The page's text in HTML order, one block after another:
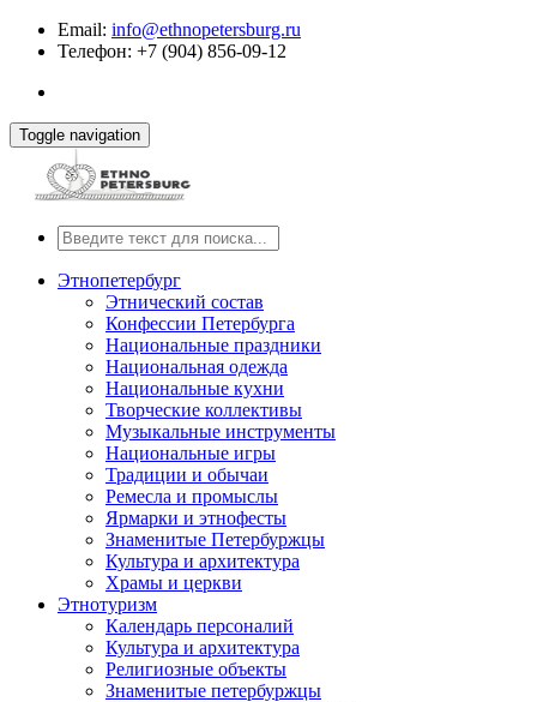
Email: info@ethnopetersburg.ru
Телефон: +7 (904) 856-09-12
Toggle navigation
Этнопетербург
Этнический состав
Конфессии Петербурга
Национальные праздники
Национальная одежда
Национальные кухни
Творческие коллективы
Музыкальные инструменты
Национальные игры
Традиции и обычаи
Ремесла и промыслы
Ярмарки и этнофесты
Знаменитые Петербуржцы
Культура и архитектура
Храмы и церкви
Этнотуризм
Календарь персоналий
Культура и архитектура
Религиозные объекты
Знаменитые петербуржцы